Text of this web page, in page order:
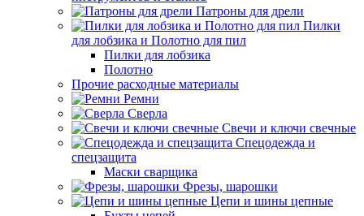
Патроны для дрели
Пилки
для лобзика и Полотно для пил
Пилки для лобзика
Полотно
Прочие расходные материалы
Ремни
Сверла
Свечи и ключи свечные
Спецодежда и
спецзащита
Маски сварщика
Фрезы, шарошки
Цепи и шины цепные